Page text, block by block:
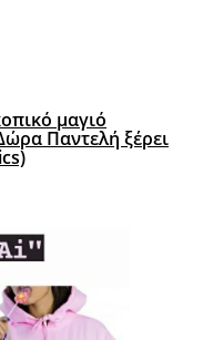
μαγιό
Παντελή ξέρει